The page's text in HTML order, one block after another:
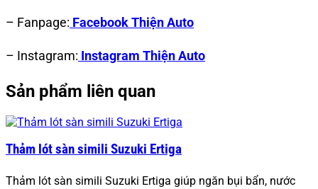
– Fanpage: Facebook Thiện Auto
– Instagram: Instagram Thiện Auto
Sản phẩm liên quan
Thảm lót sàn simili Suzuki Ertiga
Thảm lót sàn simili Suzuki Ertiga giúp ngăn bụi bẩn, nước